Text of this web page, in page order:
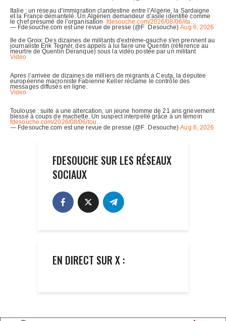
FDESOUCHE SUR LES RÉSEAUX
SOCIAUX
EN DIRECT SUR X :